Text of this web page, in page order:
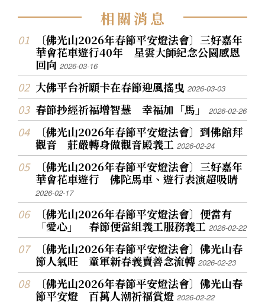
相關消息
〔佛光山2026年春節平安燈法會〕三好嘉年
華會花車遊行40年 星雲大師紀念公園感恩
回向2026-03-16
大佛平台祈願卡在春節迎風搖曳2026-03-03
春節抄經祈福增智慧 幸福加「馬」2026-02-26
〔佛光山2026年春節平安燈法會〕到佛館拜
觀音 莊嚴轉身做觀音殿義工2026-02-24
〔佛光山2026年春節平安燈法會〕三好嘉年
華會花車遊行 佛陀馬車、遊行表演超吸睛
2026-02-17
〔佛光山2026年春節平安燈法會〕便當有
「愛心」 春節便當組義工服務義工2026-02-22
〔佛光山2026年春節平安燈法會〕佛光山春
節人氣旺 童軍新春義賣善念流轉2026-02-23
〔佛光山2026年春節平安燈法會〕佛光山春
節平安燈 百萬人潮祈福賞燈2026-02-22